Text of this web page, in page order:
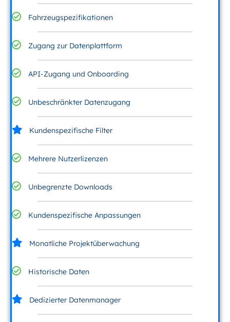
Fahrzeugspezifikationen
Zugang zur Datenplattform
API-Zugang und Onboarding
Unbeschränkter Datenzugang
Kundenspezifische Filter
Mehrere Nutzerlizenzen
Unbegrenzte Downloads
Kundenspezifische Anpassungen
Monatliche Projektüberwachung
Historische Daten
Dedizierter Datenmanager